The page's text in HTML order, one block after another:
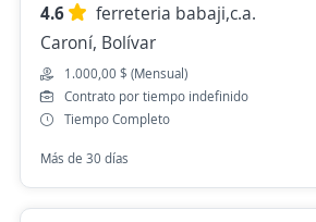
4.6
ferreteria babaji,c.a.
Caroní, Bolívar
1.000,00 $ (Mensual)
Contrato por tiempo indefinido
Tiempo Completo
Más de 30 días